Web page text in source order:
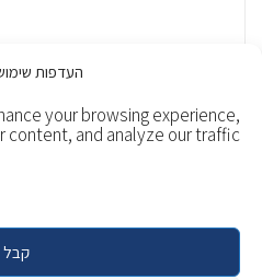
העדפות
your browsing experience,
and analyze our traffic.
קבל